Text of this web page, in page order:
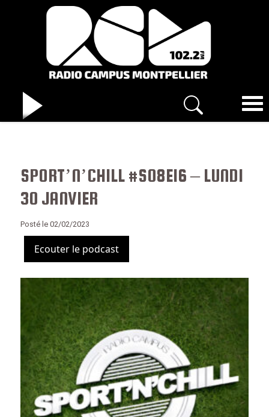
SPORT’N’CHILL #S08E16 – LUNDI
30 JANVIER
Posté le 02/02/2023
Ecouter le podcast